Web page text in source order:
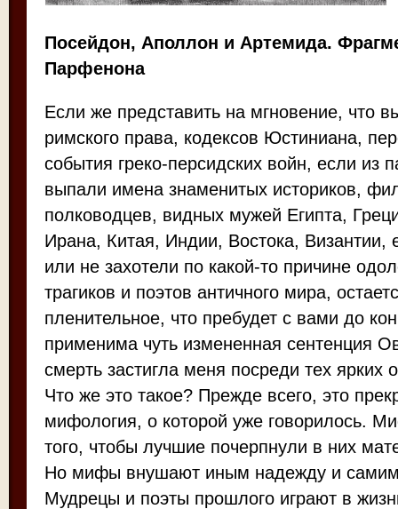
Посейдон, Аполлон и Артемида.
Парфенона
Если же представить на мгновение, что
римского права, кодексов Юстиниана,
события греко-персидских войн, если из
выпали имена знаменитых историков,
полководцев, видных мужей Египта,
Ирана, Китая, Индии, Востока, Византии,
или не захотели по какой-то причине
трагиков и поэтов античного мира,
пленительное, что пребудет с вами до
применима чуть измененная сентенция
смерть застигла меня посреди тех ярких
Что же это такое? Прежде всего, это
мифология, о которой уже говорилось.
того, чтобы лучшие почерпнули в них
Но мифы внушают иным надежду и
Мудрецы и поэты прошлого играют в